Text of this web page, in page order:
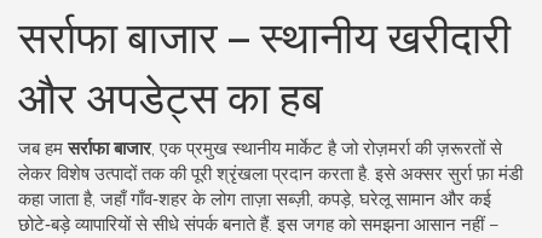
सर्राफा बाजार – स्थानीय खरीदारी
और अपडेट्स का हब
जब हमसर्राफा बाजार,एक प्रमुख स्थानीय मार्केट है जो रोज़मर्रा की ज़रूरतों से
लेकर विशेष उत्पादों तक की पूरी श्रृंखला प्रदान करता है. इसे अक्सरसुर्रा फ़ा मंडी
कहा जाता है, जहाँ गाँव‑शहर के लोग ताज़ा सब्ज़ी, कपड़े, घरेलू सामान और कई
छोटे‑बड़े व्यापारियों से सीधे संपर्क बनाते हैं. इस जगह को समझना आसान नहीं –